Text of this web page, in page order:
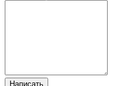
Написать